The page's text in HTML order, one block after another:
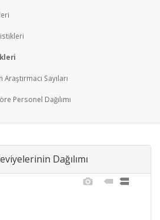
Sayıları
Personel Dağılımı
Dağılımı